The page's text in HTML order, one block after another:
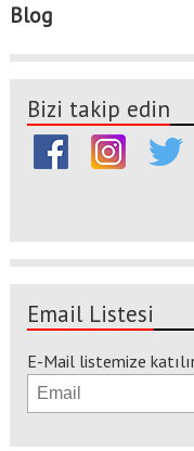
Blog
Bizi takip edin
Email Listesi
E-Mail listemize